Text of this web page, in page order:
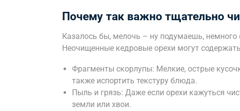
Почему так важно тщательно
Казалось бы, мелочь – ну подумаешь, немного
Неочищенные кедровые орехи могут
Фрагменты скорлупы: Мелкие, острые
также испортить текстуру блюда.
Пыль и грязь: Даже если орехи кажуться
земли или хвои.